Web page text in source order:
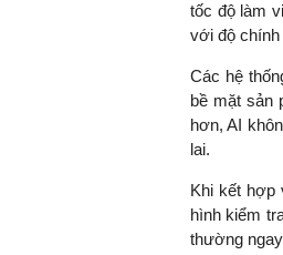
tốc độ làm
với độ chính
Các hệ
bề mặt sản
hơn, AI
lai.
Khi kết hợp
hình kiểm
thường